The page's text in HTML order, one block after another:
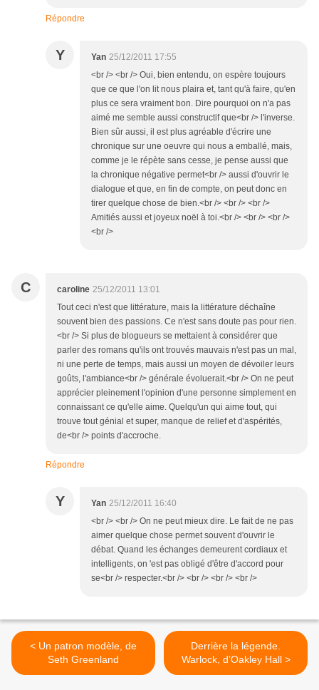
Répondre
Y Yan 25/12/2011 17:55
<br /> <br /> Oui, bien entendu, on espère toujours
que ce que l'on lit nous plaira et, tant qu'à faire, qu'en
plus ce sera vraiment bon. Dire pourquoi on n'a pas
aimé me semble aussi constructif que<br /> l'inverse.
Bien sûr aussi, il est plus agréable d'écrire une
chronique sur une oeuvre qui nous a emballé, mais,
comme je le répète sans cesse, je pense aussi que
la chronique négative permet<br /> aussi d'ouvrir le
dialogue et que, en fin de compte, on peut donc en
tirer quelque chose de bien.<br /> <br /> <br />
Amitiés aussi et joyeux noël à toi.<br /> <br /> <br />
<br />
C caroline 25/12/2011 13:01
Tout ceci n'est que littérature, mais la littérature déchaîne
souvent bien des passions. Ce n'est sans doute pas pour rien.
<br /> Si plus de blogueurs se mettaient à considérer que
parler des romans qu'ils ont trouvés mauvais n'est pas un mal,
ni une perte de temps, mais aussi un moyen de dévoiler leurs
goûts, l'ambiance<br /> générale évoluerait.<br /> On ne peut
apprécier pleinement l'opinion d'une personne simplement en
connaissant ce qu'elle aime. Quelqu'un qui aime tout, qui
trouve tout génial et super, manque de relief et d'aspérités,
de<br /> points d'accroche.
Répondre
Y Yan 25/12/2011 16:40
<br /> <br /> On ne peut mieux dire. Le fait de ne pas
aimer quelque chose permet souvent d'ouvrir le
débat. Quand les échanges demeurent cordiaux et
intelligents, on 'est pas obligé d'être d'accord pour
se<br /> respecter.<br /> <br /> <br /> <br />
< Un patron modèle, de
Seth Greenland
Derrière la légende.
Warlock, d’Oakley Hall >